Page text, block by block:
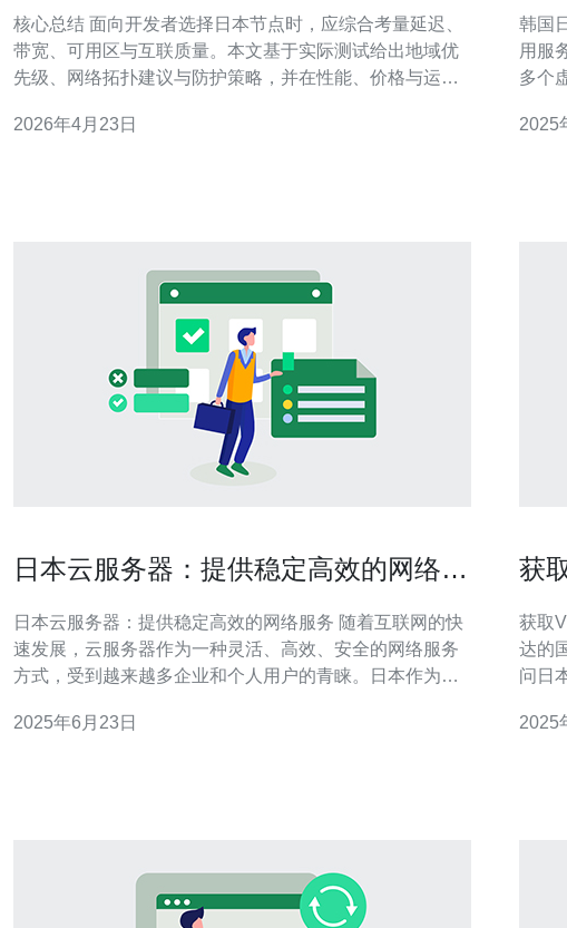
核心总结 面向开发者选择日本节点时，应综合考量延迟、
带宽、可用区与互联质量。本文基于实际测试给出地域优
先级、网络拓扑建议与防护策略，并在性能、价格与运维
选供应商，尤其适合对接中国大陆、东南亚与北美的业务
2026年4月23日
韩国日
用服
多个
见的VPS服
2025
日本云服务器：提供稳定高效的网络服
日本云服务器：提供稳定高效的网络服务 随着互联网的快
速发展，云服务器作为一种灵活、高效、安全的网络服务
方式，受到越来越多企业和个人用户的青睐。日本作为亚
日本云服务器以其稳定性和高效性著称，为用户提供优质
2025年6月23日
获
获取VPS
达的
问日
问速度和
2025